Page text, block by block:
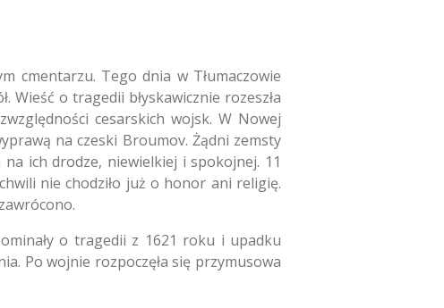
cmentarzu. Tego dnia w Tłumaczowie
Wieść o tragedii błyskawicznie rozeszła
cesarskich wojsk. W Nowej
na czeski Broumov. Żądni zemsty
ich drodze, niewielkiej i spokojnej. 11
nie chodziło już o honor ani religię.
o tragedii z 1621 roku i upadku
Po wojnie rozpoczęła się przymusowa